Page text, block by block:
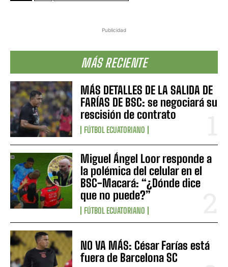
Publicidad
MÁS RECIENTE
MÁS DETALLES DE LA SALIDA DE
FARÍAS DE BSC: se negociará su
rescisión de contrato
FÚTBOL ECUATORIANO
Miguel Ángel Loor responde a
la polémica del celular en el
BSC-Macará: “¿Dónde dice
que no puede?”
FÚTBOL ECUATORIANO
NO VA MÁS: César Farías está
fuera de Barcelona SC